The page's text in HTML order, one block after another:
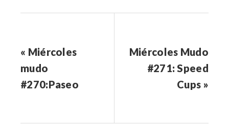
« Miércoles
mudo
#270:Paseo
Miércoles Mudo
#271: Speed
Cups »